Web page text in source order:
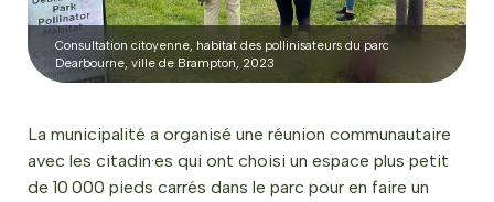
Consultation citoyenne, habitat des pollinisateurs du parc
Dearbourne, ville de Brampton, 2023
La municipalité a organisé une réunion communautaire
avec les citadin·es qui ont choisi un espace plus petit
de 10 000 pieds carrés dans le parc pour en faire un